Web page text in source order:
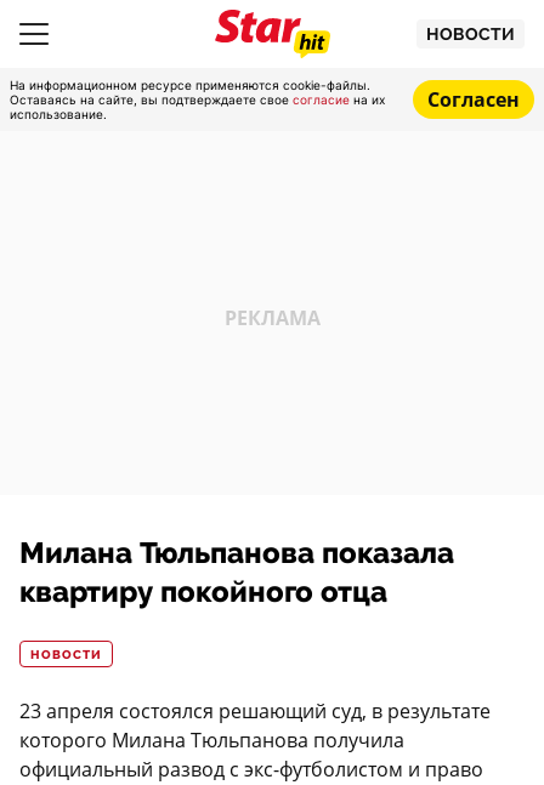
НОВОСТИ
На информационном ресурсе применяются cookie-файлы.
Оставаясь на сайте, вы подтверждаете свое согласие на их
использование.
Согласен
Милана Тюльпанова показала
квартиру покойного отца
НОВОСТИ
23 апреля состоялся решающий суд, в результате
которого Милана Тюльпанова получила
официальный развод с экс-футболистом и право